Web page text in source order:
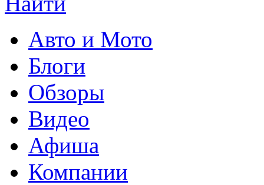
Авто и Мото
Блоги
Обзоры
Видео
Афиша
Компании